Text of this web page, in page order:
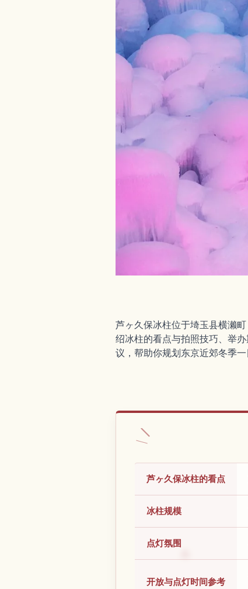
芦ヶ久保冰柱位于埼玉县横濑
绍冰柱的看点与拍照技巧、举
议，帮助你规划东京近郊冬季一
芦ヶ久保冰柱的看点
冰柱规模
点灯氛围
开放与点灯时间参考